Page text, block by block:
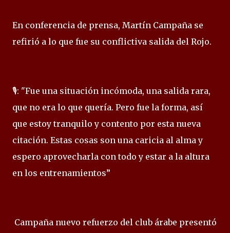
En conferencia de prensa, Martín Campaña se
refirió a lo que fue su conflictiva salida del Rojo.
🎙️: "Fue una situación incómoda, una salida rara,
que no era lo que quería. Pero fue la forma, así
que estoy tranquilo y contento por esta nueva
citación. Estas cosas son una caricia al alma y
espero aprovecharla con todo y estar a la altura
en los entrenamientos”
Campaña nuevo refuerzo del club árabe presentó